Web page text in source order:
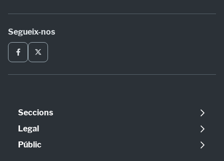
Segueix-nos
Seccions
Política
Opinió
Legal
Avís legal
Públic